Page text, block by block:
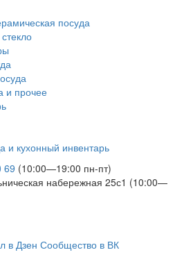
посуда
и прочее
и кухонный инвентарь
69 (10:00—19:00 пн-пт)
набережная 25с1 (10:00—
в Дзен Сообщество в ВК